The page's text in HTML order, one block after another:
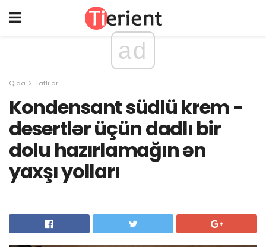
ad
Qida Tatlılar
Kondensant südlü krem ​​-
desertlər üçün dadlı bir
dolu hazırlamağın ən
yaxşı yolları